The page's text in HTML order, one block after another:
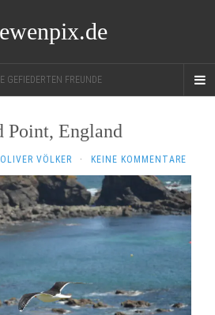
GEFIEDERTEN FREUNDE
Point, England
OLIVER VÖLKER · KEINE KOMMENTARE